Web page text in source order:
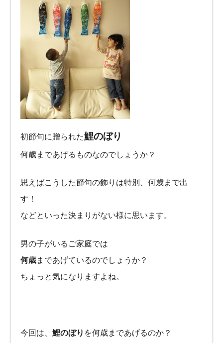
初節句に贈られた鯉のぼり
何歳まであげるものなのでしょうか？
思えばこうした節句の飾りは特別、何歳まで出
す！
などといった決まりがない様に思います。
男の子がいるご家庭では
何歳まであげているのでしょうか？
ちょっと気になりますよね。
今回は、 鯉のぼり を何歳まであげるのか？